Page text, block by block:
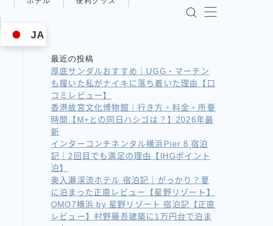
JA
最近の投稿
厚底サンダルおすすめ｜UGG・マーチン
も履いた私がナイキに落ち着いた理由【口
コミレビュー】
香港故宮文化博物館｜行き方・料金・所要
時間【M+との同日ハシゴは？】2026年最
新
インターコンチネンタル横浜Pier 8 宿泊
記｜2回目でも満足の理由【IHGポイント
泊】
奥入瀬渓流ホテル 宿泊記｜がっかり？夏
に泊まった正直レビュー【星野リゾート】
OMO7横浜 by 星野リゾート 宿泊記【正直
レビュー】村野藤吾建築に1万円台で泊ま